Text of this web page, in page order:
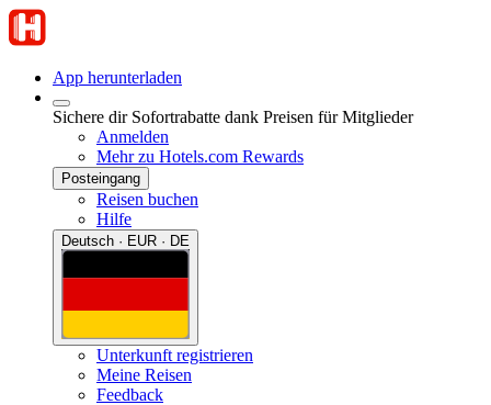
App herunterladen
Sichere dir Sofortrabatte dank Preisen für Mitglieder
Anmelden
Mehr zu Hotels.com Rewards
Posteingang
Reisen buchen
Hilfe
Deutsch · EUR · DE
Unterkunft registrieren
Meine Reisen
Feedback